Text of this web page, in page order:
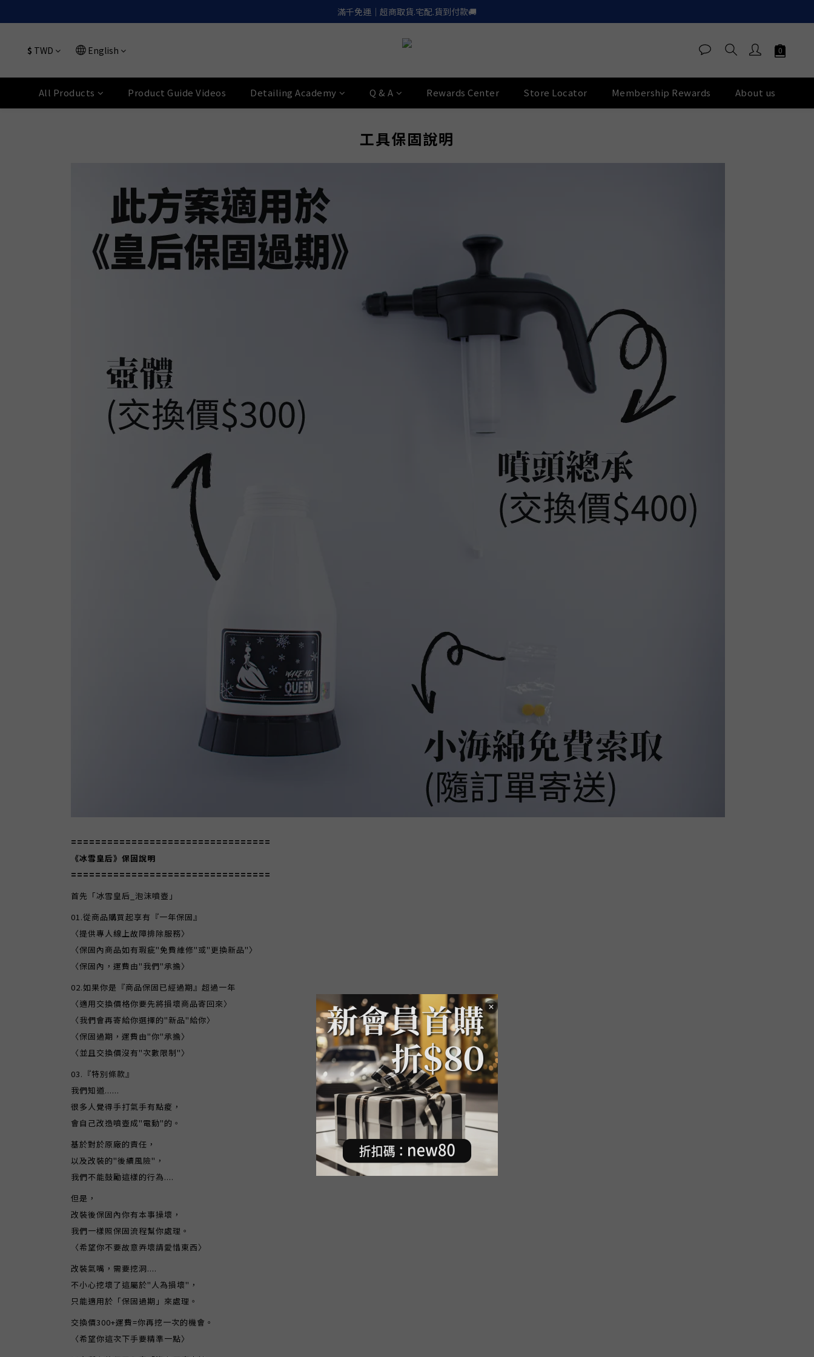
滿千免運｜超商取貨.宅配.貨到付款🚚
滿千免運｜超商取貨.宅配.貨到付款🚚
滿千免運｜超商取貨.宅配.貨到付款🚚
$ TWD English
All Products Product Guide Videos Detailing Academy Q & A Rewards Center Store Locator Membership Rewards About us
工具保固說明
=================================
《冰雪皇后》保固說明
=================================
首先「冰雪皇后_泡沫噴壺」
01.從商品購買起享有『一年保固』
〈提供專人線上故障排除服務〉
〈保固內商品如有瑕疵"免費維修"或"更換新品"〉
〈保固內，運費由"我們"承擔〉
02.如果你是『商品保固已經過期』超過一年
〈適用交換價格你要先將損壞商品寄回來〉
〈我們會再寄給你選擇的"新品"給你〉
〈保固過期，運費由"你"承擔〉
〈並且交換價沒有"次數限制"〉
03.『特別條款』
我們知道......
很多人覺得手打氣手有點痠，
會自己改造噴壺成"電動"的。
基於對於原廠的責任，
以及改裝的"後續風險"，
我們不能鼓勵這樣的行為....
但是，
改裝後保固內你有本事操壞，
我們一樣照保固流程幫你處理。
〈希望你不要故意弄壞請愛惜東西〉
改裝氣嘴，需要挖洞....
不小心挖壞了這屬於"人為損壞"，
只能適用於「保固過期」來處理。
交換價300+運費=你再挖一次的機會。
〈希望你這次下手要精準一點〉